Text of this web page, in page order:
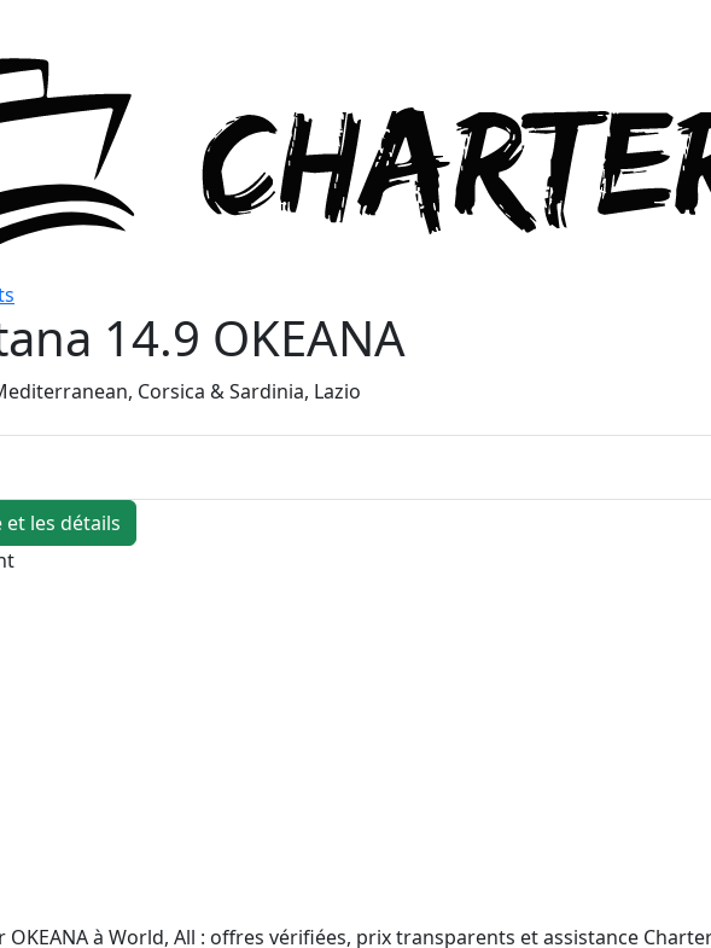
14.9 OKEANA
Corsica & Sardinia, Lazio
les détails
OKEANA à World, All : offres vérifiées, prix transparents et assistance